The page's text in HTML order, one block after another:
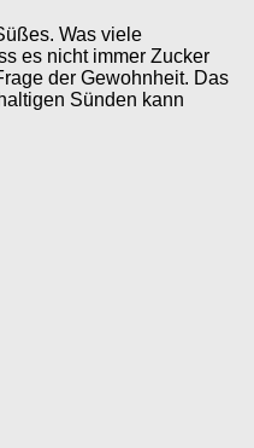
Was viele
es nicht immer Zucker
der Gewohnheit. Das
Sünden kann